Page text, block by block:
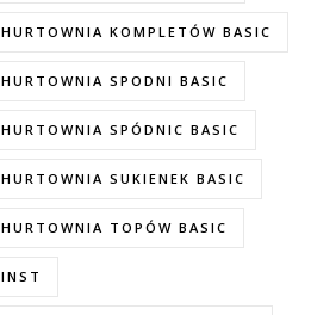
HURTOWNIA KOMPLETÓW BASIC
HURTOWNIA SPODNI BASIC
HURTOWNIA SPÓDNIC BASIC
HURTOWNIA SUKIENEK BASIC
HURTOWNIA TOPÓW BASIC
INST